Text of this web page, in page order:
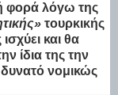
φορά λόγω της
τουρκικής
και θα
ίδια της την
νομικώς